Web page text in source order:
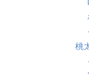
桃